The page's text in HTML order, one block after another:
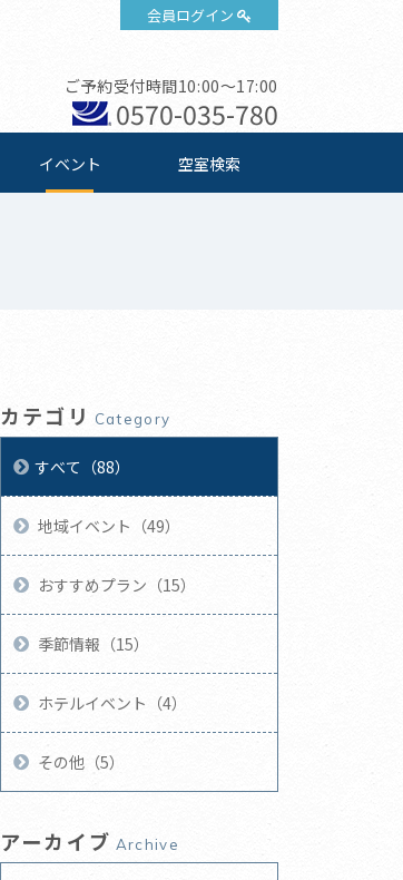
会員ログイン
ご予約受付時間10:00～17:00
0570-035-780
イベント 空室検索
カテゴリ Category
すべて（88）
地域イベント（49）
おすすめプラン（15）
季節情報（15）
ホテルイベント（4）
その他（5）
アーカイブ Archive